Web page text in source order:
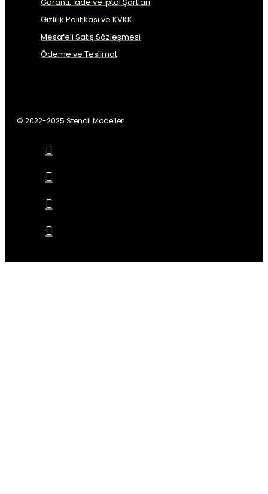
Garanti, İade ve İptal Şartları
Gizlilik Politikası ve KVKK
Mesafeli Satış Sözleşmesi
Ödeme ve Teslimat
© 2022-2025 Stencil Modelleri